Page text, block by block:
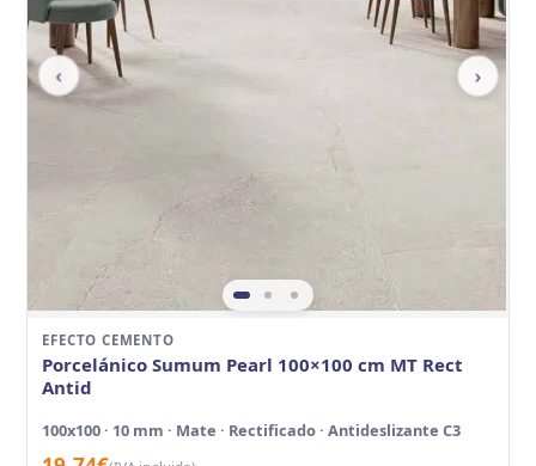
‹ ›
EFECTO CEMENTO
Porcelánico Sumum Pearl 100×100 cm MT Rect
Antid
100x100 · 10 mm · Mate · Rectificado · Antideslizante C3